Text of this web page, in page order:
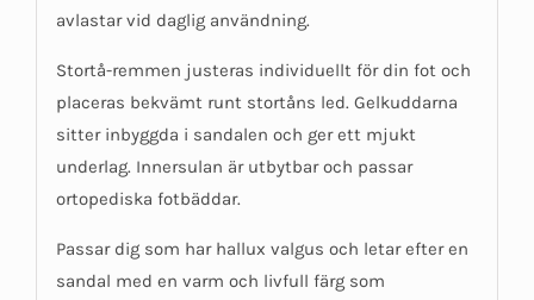
avlastar vid daglig användning.
Stortå-remmen justeras individuellt för din fot och
placeras bekvämt runt stortåns led. Gelkuddarna
sitter inbyggda i sandalen och ger ett mjukt
underlag. Innersulan är utbytbar och passar
ortopediska fotbäddar.
Passar dig som har hallux valgus och letar efter en
sandal med en varm och livfull färg som